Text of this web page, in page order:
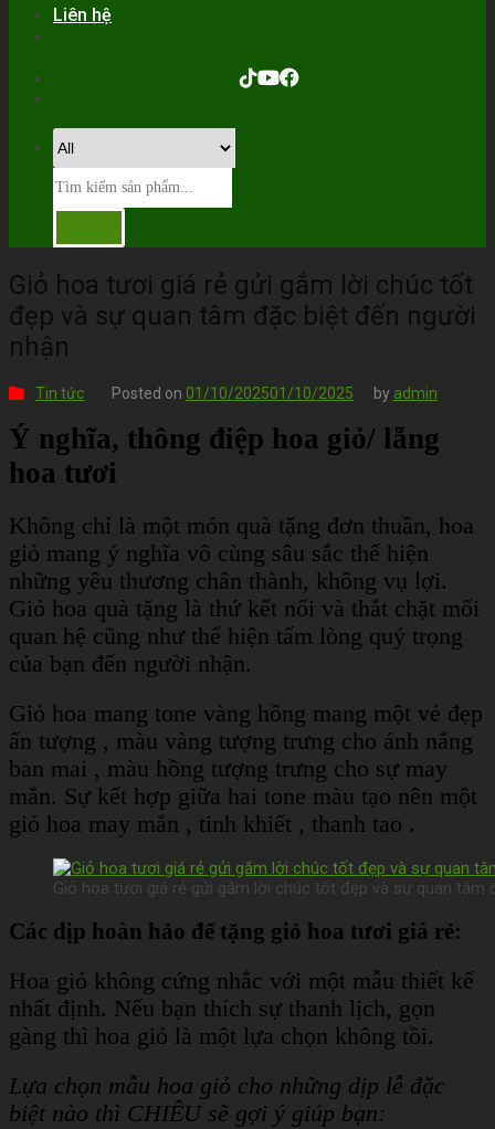
Liên hệ
Giỏ hoa tươi giá rẻ gửi gắm lời chúc tốt
đẹp và sự quan tâm đặc biệt đến người
nhận
Tin tức Posted on 01/10/202501/10/2025 by admin
Ý nghĩa, thông điệp hoa giỏ/ lẵng
hoa tươi
Không chỉ là một món quà tặng đơn thuần, hoa
giỏ mang ý nghĩa vô cùng sâu sắc thể hiện
những yêu thương chân thành, không vụ lợi.
Giỏ hoa quà tặng là thứ kết nối và thắt chặt mối
quan hệ cũng như thể hiện tấm lòng quý trọng
của bạn đến người nhận.
Giỏ hoa mang tone vàng hồng mang một vẻ đẹp
ấn tượng , màu vàng tượng trưng cho ánh nắng
ban mai , màu hồng tượng trưng cho sự may
mắn. Sự kết hợp giữa hai tone màu tạo nên một
giỏ hoa may mắn , tinh khiết , thanh tao .
Giỏ hoa tươi giá rẻ gửi gắm lời chúc tốt đẹp và sự quan tâm
Các dịp hoàn hảo để tặng giỏ hoa tươi giá rẻ:
Hoa giỏ không cứng nhắc với một mẫu thiết kế
nhất định. Nếu bạn thích sự thanh lịch, gọn
gàng thì hoa giỏ là một lựa chọn không tồi.
Lựa chọn mẫu hoa giỏ cho những dịp lễ đặc
biệt nào thì CHIÊU sẽ gợi ý giúp bạn: